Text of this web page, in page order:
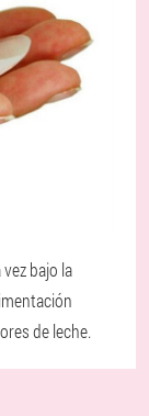
bajo la
de leche.